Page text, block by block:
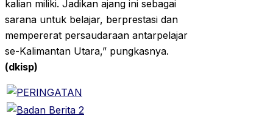
kalian miliki. Jadikan ajang ini sebagai
sarana untuk belajar, berprestasi dan
mempererat persaudaraan antarpelajar
se-Kalimantan Utara,” pungkasnya.
(dkisp)